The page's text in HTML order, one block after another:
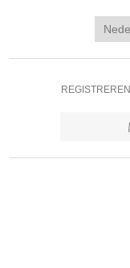
REGISTREREN